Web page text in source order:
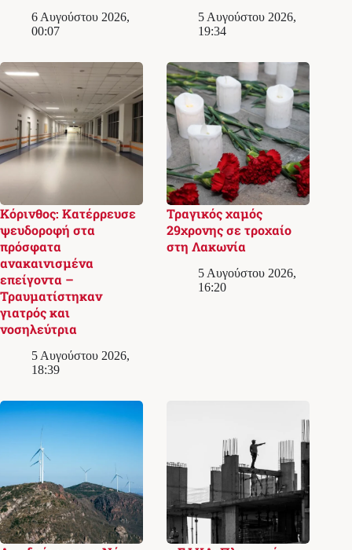
6 Αυγούστου 2026,
00:07
5 Αυγούστου 2026,
19:34
Κόρινθος: Κατέρρευσε
ψευδοροφή στα
πρόσφατα
ανακαινισμένα
επείγοντα –
Τραυματίστηκαν
γιατρός και
νοσηλεύτρια
5 Αυγούστου 2026,
18:39
Τραγικός χαμός
29χρονης σε τροχαίο
στη Λακωνία
5 Αυγούστου 2026,
16:20